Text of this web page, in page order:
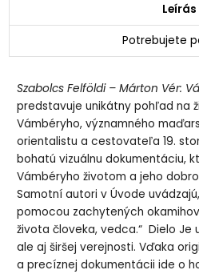
Leírás
Potrebujete
Szabolcs Felföldi – Márton Vér:
predstavuje unikátny pohľad na
Vámbéryho, významného
orientalistu a cestovateľa 19.
bohatú vizuálnu dokumentáciu,
Vámbéryho životom a jeho
Samotní autori v Úvode
pomocou zachytených
života človeka, vedca.“ Dielo Je
ale aj širšej verejnosti. Vďaka
a precíznej dokumentácii ide o